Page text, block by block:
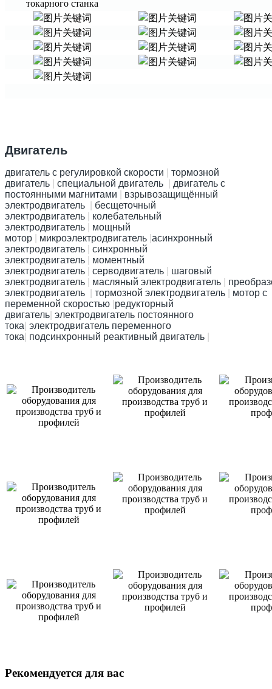
Двигатель
двигатель с регулировкой скорости
тормозной
двигатель
специальной двигатель
двигатель с
постоянными магнитами
взрывозащищённый
электродвигатель
бесщеточный
электродвигатель
колебательный
электродвигатель
мощный
мотор
микроэлектродвигатель асинхронный
электродвигатель
синхронный
электродвигатель
моментный
электродвигатель
серводвигатель
шаговый
электродвигатель
масляный электродвигатель
электродвигатель
тормозной электродвигатель
мотор с
переменной скоростью редукторный
двигатель электродвигатель постоянного
тока электродвигатель переменного
тока подсинхронный реактивный двигатель
Рекомендуется для вас